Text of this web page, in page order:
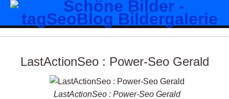
LastActionSeo : Power-Seo Gerald
LastActionSeo : Power-Seo Gerald